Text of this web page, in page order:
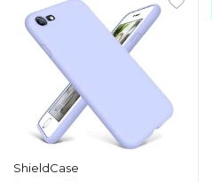
ShieldCase